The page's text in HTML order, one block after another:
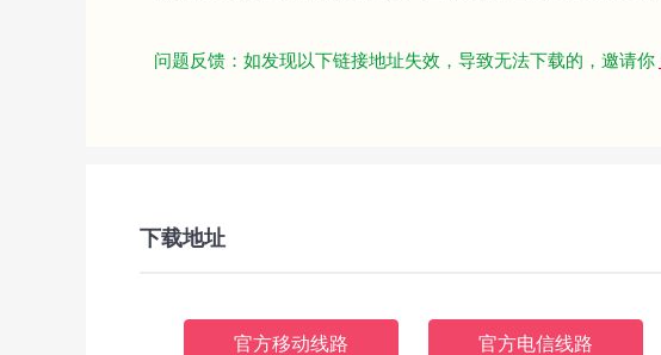
问题反馈：如发现以下链接地址失效，导致无法下载的，邀请你
下载地址
官方移动线路 官方电信线路